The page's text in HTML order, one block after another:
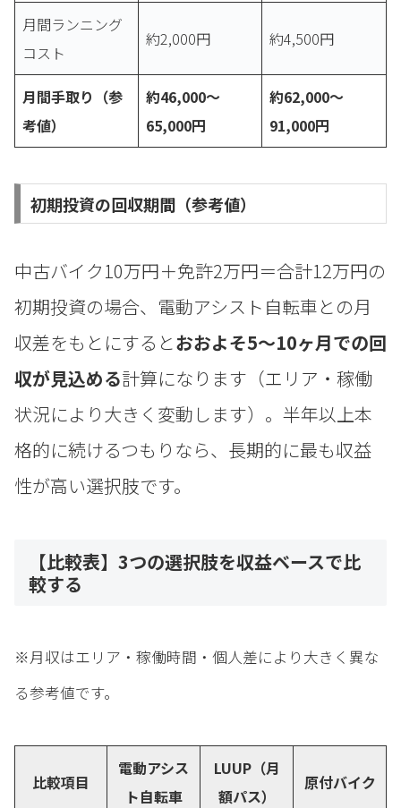
月間ランニング
コスト
約2,000円 約4,500円
月間手取り（参
考値）
約46,000〜
65,000円
約62,000〜
91,000円
初期投資の回収期間（参考値）
中古バイク10万円＋免許2万円＝合計12万円の
初期投資の場合、電動アシスト自転車との月
収差をもとにするとおおよそ5〜10ヶ月での回
収が見込める計算になります（エリア・稼働
状況により大きく変動します）。半年以上本
格的に続けるつもりなら、長期的に最も収益
性が高い選択肢です。
【比較表】3つの選択肢を収益ベースで比
較する
※月収はエリア・稼働時間・個人差により大きく異な
る参考値です。
比較項目
電動アシス
ト自転車
LUUP（月
額パス）
原付バイク